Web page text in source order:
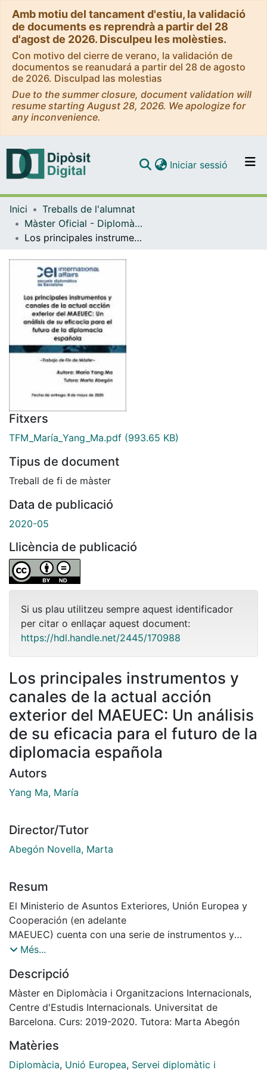
Amb motiu del tancament d'estiu, la validació
de documents es reprendrà a partir del 28
d'agost de 2026. Disculpeu les molèsties.
Con motivo del cierre de verano, la validación de
documentos se reanudará a partir del 28 de agosto
de 2026. Disculpad las molestias
Due to the summer closure, document validation will
resume starting August 28, 2026. We apologize for
any inconvenience.
Navega per tot el DD
Contacte
Iniciar sessió (current)
Inici
Treballs de l'alumnat
Màster Oficial - Diplomàcia i Organitzacions Internacionals
Los principales instrumentos y canales de la actual acción exterior del MAEUEC: Un análisis de su eficacia para el futuro de la diplomacia española
Fitxers
TFM_María_Yang_Ma.pdf (993.65 KB)
Tipus de document
Treball de fi de màster
Data de publicació
2020-05
Llicència de publicació
Si us plau utilitzeu sempre aquest identificador
per citar o enllaçar aquest document:
https://hdl.handle.net/2445/170988
Los principales instrumentos y
canales de la actual acción
exterior del MAEUEC: Un análisis
de su eficacia para el futuro de la
diplomacia española
Autors
Yang Ma, María
Director/Tutor
Abegón Novella, Marta
Resum
El Ministerio de Asuntos Exteriores, Unión Europea y
Cooperación (en adelante
MAEUEC) cuenta con una serie de instrumentos y
canales de acción exterior que van
tecnologías. Cada vez son más influyentes en la
política exterior de España al verse afectada por la
sociedad civil y por la necesidad de llegar hasta
el público. Se puede apreciar la evolución
actual con la opinión dada por el diplomático británico
Harold Nicolson sobre la antigua diplomacia
Més...
Descripció
Màster en Diplomàcia i Organitzacions Internacionals,
Centre d'Estudis Internacionals. Universitat de
Barcelona. Curs: 2019-2020. Tutora: Marta Abegón
Matèries
Diplomàcia, Unió Europea, Servei diplomàtic i